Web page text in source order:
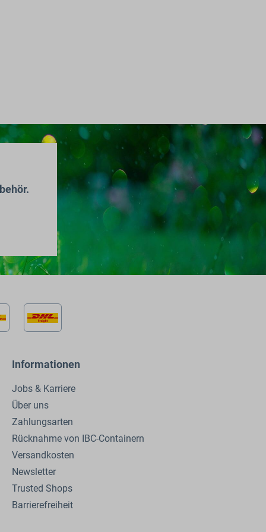
Informationen
Jobs & Karriere
Über uns
Zahlungsarten
Rücknahme von IBC-Containern
Versandkosten
Newsletter
Trusted Shops
Barrierefreiheit